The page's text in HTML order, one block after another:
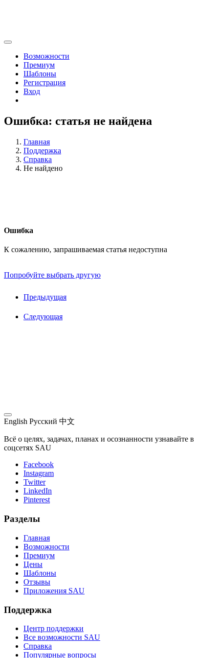
Возможности
Премиум
Шаблоны
Регистрация
Вход
Ошибка: статья не найдена
Главная
Поддержка
Справка
Не найдено
Ошибка
К сожалению, запрашиваемая статья недоступна
Попробуйте выбрать другую
Предыдущая
Следующая
English Русский 中文
Всё о целях, задачах, планах и осознанности узнавайте в
соцсетях SAU
Facebook
Instagram
Twitter
LinkedIn
Pinterest
Разделы
Главная
Возможности
Премиум
Цены
Шаблоны
Отзывы
Приложения SAU
Поддержка
Центр поддержки
Все возможности SAU
Справка
Популярные вопросы